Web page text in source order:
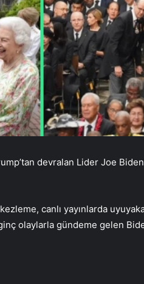
devralan Lider Joe
canlı yayınlarda
olaylarla gündeme gelen